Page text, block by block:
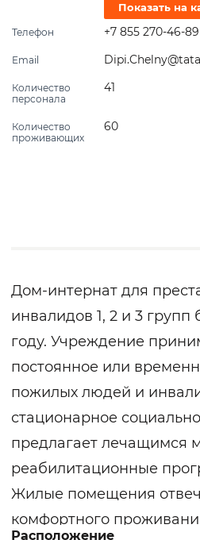
Показать на
Телефон +7 855 270-46-89
Email
Количество
персонала
41
Количество
проживающих
60
Дом-интернат для
инвалидов 1, 2 и 3 групп
году. Учреждение
постоянное или
пожилых людей и
стационарное
предлагает лечащимся
реабилитационные
Жилые помещения
комфортного
Расположение